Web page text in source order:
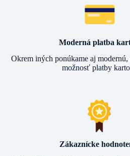
Moderná platba
Okrem iných ponúkame aj
možnosť platby
Zákaznícke